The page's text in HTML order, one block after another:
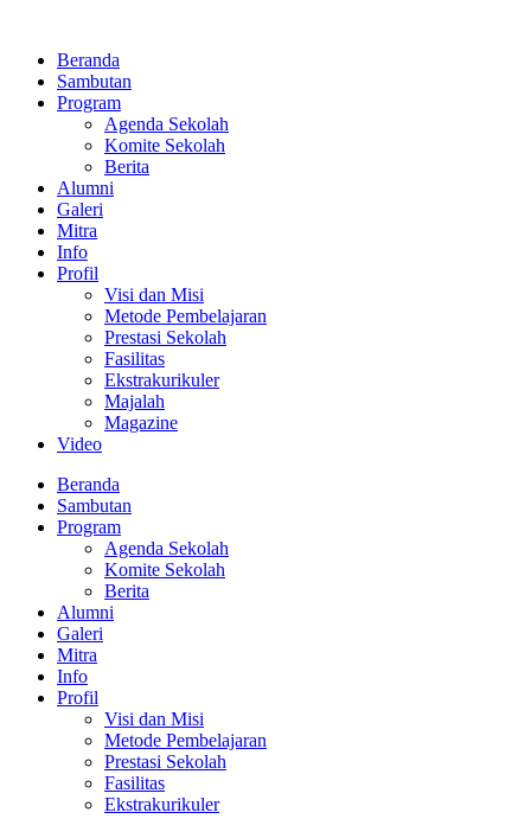
kontenBeranda
Sambutan
Program
Agenda Sekolah
Komite Sekolah
Berita
Alumni
Galeri
Mitra
Info
Profil
Visi dan Misi
Metode Pembelajaran
Prestasi Sekolah
Fasilitas
Ekstrakurikuler
Majalah
Magazine
Video
Beranda
Sambutan
Program
Agenda Sekolah
Komite Sekolah
Berita
Alumni
Galeri
Mitra
Info
Profil
Visi dan Misi
Metode Pembelajaran
Prestasi Sekolah
Fasilitas
Ekstrakurikuler